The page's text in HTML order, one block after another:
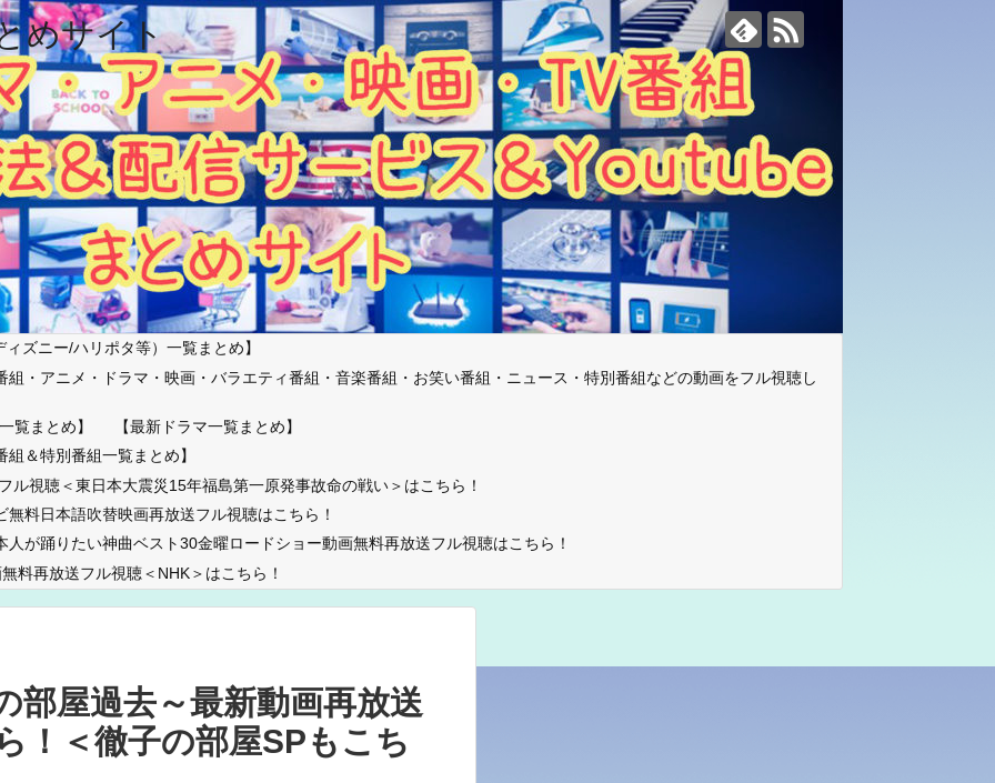
めサイト
ズニー/ハリポタ等）一覧まとめ】
・アニメ・ドラマ・映画・バラエティ番組・音楽番組・お笑い番組・ニュース・特別番組などの動画をフル視聴し
覧まとめ】
【最新ドラマ一覧まとめ】
＆特別番組一覧まとめ】
視聴＜東日本大震災15年福島第一原発事故命の戦い＞はこちら！
料日本語吹替映画再放送フル視聴はこちら！
が踊りたい神曲ベスト30金曜ロードショー動画無料再放送フル視聴はこちら！
料再放送フル視聴＜NHK＞はこちら！
部屋過去～最新動画再放送
！＜徹子の部屋SPもこち